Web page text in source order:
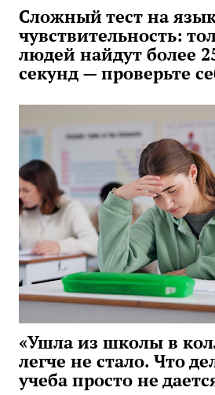
Сложный тест на
чувствительность:
людей найдут более
секунд — проверьте
«Ушла из школы в
легче не стало. Что
учеба просто не